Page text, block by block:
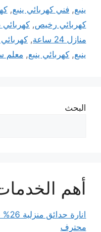
ينبع, فني كهربائي ينبع,
كهربائي رخيص, كهربائي
منازل 24 ساعة
,
ينبع, كهربائي ينبع, معلم
البحث
أهم
محترف